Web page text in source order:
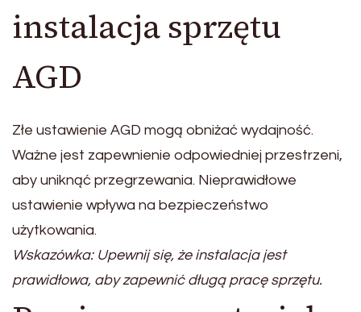
instalacja sprzętu
AGD
Złe ustawienie AGD mogą obniżać wydajność.
Ważne jest zapewnienie odpowiedniej przestrzeni,
aby uniknąć przegrzewania. Nieprawidłowe
ustawienie wpływa na bezpieczeństwo
użytkowania.
Wskazówka: Upewnij się, że instalacja jest
prawidłowa, aby zapewnić długą pracę sprzętu.